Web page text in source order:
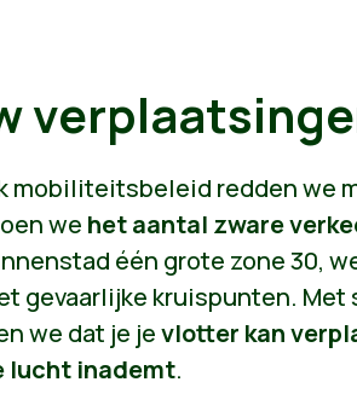
mobiliteitsbeleid redden we
we het aantal zware
één grote zone 30,
gevaarlijke kruispunten.
we dat je jevlotter kan
lucht inademt.